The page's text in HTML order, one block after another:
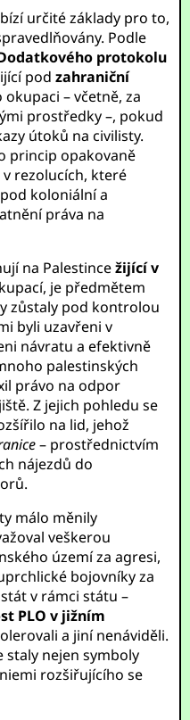
určité základy pro to,
Podle
protokolu
podzahraniční
– včetně, za
prostředky –, pokud
útoků na civilisty.
princip opakovaně
rezolucích, které
koloniální a
práva na
na Palestincežijící v
je předmětem
zůstaly pod kontrolou
byli uzavřeni v
návratu a efektivně
palestinských
právo na odpor
Z jejich pohledu se
na lid, jehož
– prostřednictvím
nájezdů do
málo měnily
veškerou
území za agresi,
bojovníky za
v rámci státu –
PLO v jižním
a jiní nenáviděli.
staly nejen symboly
rozšiřujícího se